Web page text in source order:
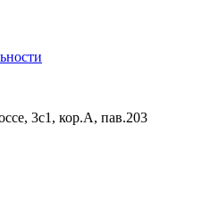
3с1, кор.А, пав.203